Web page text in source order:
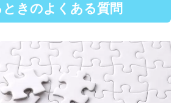
きのよくある質問